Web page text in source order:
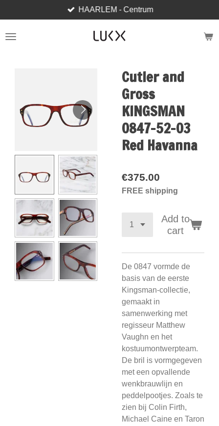
to
main
HAARLEM - Centrum
Cutler and
Gross
KINGSMAN
0847-52-03
Red Havanna
€375.00
FREE shipping
Add to
cart
De 0847 vormde de
basis van de eerste
Kingsman-collectie,
gemaakt in
samenwerking met
regisseur Matthew
Vaughn en het
kostuumontwerpteam.
De bril is vormgegeven
met een opvallende
wenkbrauwlijn en
peddelpootjes. Zoals te
zien bij Colin Firth,
Michael Caine en Taron